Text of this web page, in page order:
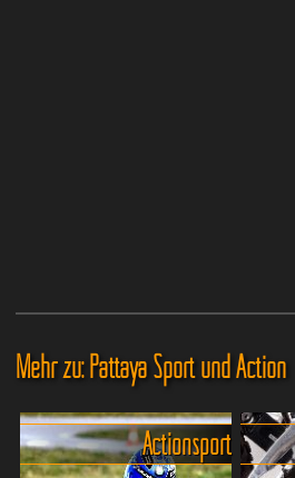
Mehr zu: Pattaya Sport und Action
Actionsport